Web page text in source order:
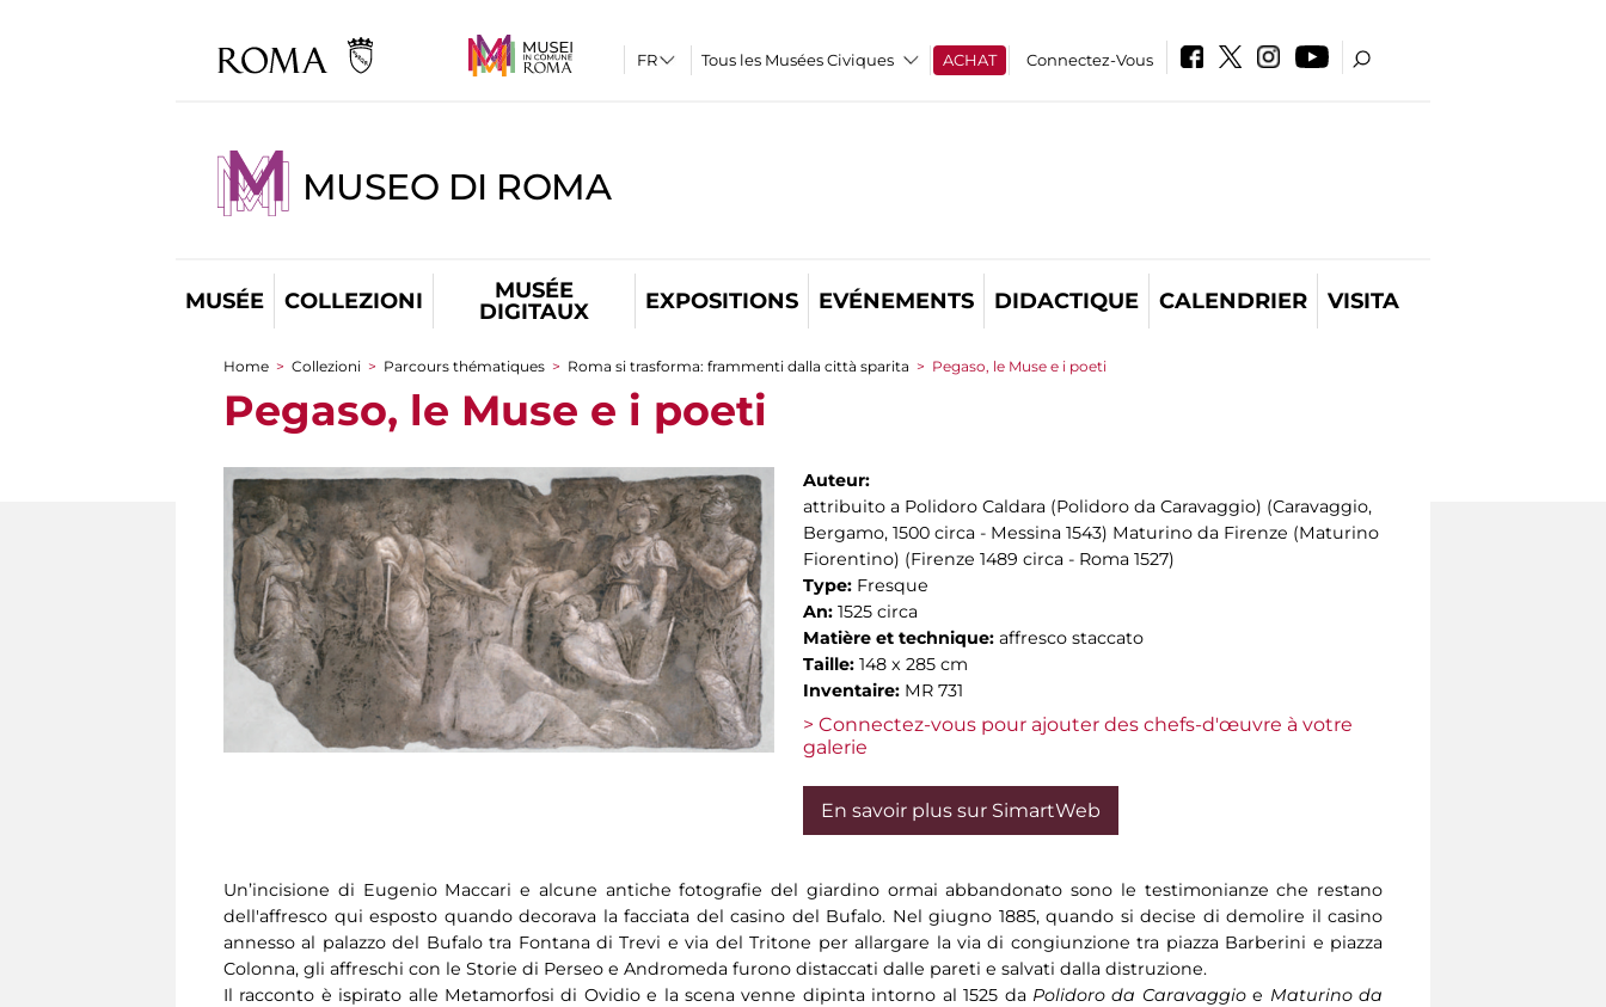
Tous les Musées Civiques ACHAT Connectez-Vous
MUSEO DI ROMA
MUSÉE COLLEZIONI
MUSÉE
DIGITAUX
EXPOSITIONS EVÉNEMENTS DIDACTIQUE CALENDRIER VISITA
You are here
Home > Collezioni > Parcours thématiques > Roma si trasforma: frammenti dalla città sparita > Pegaso, le Muse e i poeti
Pegaso, le Muse e i poeti
Auteur:
attribuito a Polidoro Caldara (Polidoro da Caravaggio) (Caravaggio,
Bergamo, 1500 circa - Messina 1543) Maturino da Firenze (Maturino
Fiorentino) (Firenze 1489 circa - Roma 1527)
Type: Fresque
An: 1525 circa
Matière et technique: affresco staccato
Taille: 148 x 285 cm
Inventaire: MR 731
> Connectez-vous pour ajouter des chefs-d'œuvre à votre
galerie
En savoir plus sur SimartWeb
Un’incisione di Eugenio Maccari e alcune antiche fotografie del giardino ormai abbandonato sono le testimonianze che restano
dell'affresco qui esposto quando decorava la facciata del casino del Bufalo. Nel giugno 1885, quando si decise di demolire il casino
annesso al palazzo del Bufalo tra Fontana di Trevi e via del Tritone per allargare la via di congiunzione tra piazza Barberini e piazza
Colonna, gli affreschi con le Storie di Perseo e Andromeda furono distaccati dalle pareti e salvati dalla distruzione.
Il racconto è ispirato alle Metamorfosi di Ovidio e la scena venne dipinta intorno al 1525 da Polidoro da Caravaggioe Maturino da